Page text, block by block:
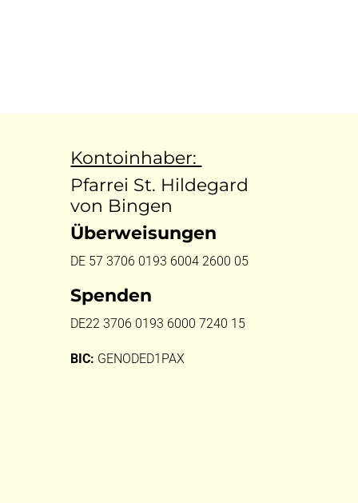
Kontoinhaber:
Pfarrei St. Hildegard
von Bingen
Überweisungen
DE 57 3706 0193 6004 2600 05
Spenden
DE22 3706 0193 6000 7240 15
BIC: GENODED1PAX